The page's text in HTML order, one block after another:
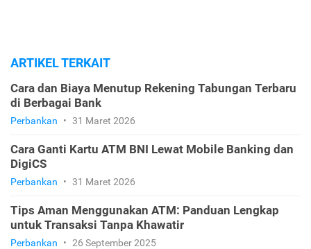
ARTIKEL TERKAIT
Cara dan Biaya Menutup Rekening Tabungan Terbaru
di Berbagai Bank
Perbankan • 31 Maret 2026
Cara Ganti Kartu ATM BNI Lewat Mobile Banking dan
DigiCS
Perbankan • 31 Maret 2026
Tips Aman Menggunakan ATM: Panduan Lengkap
untuk Transaksi Tanpa Khawatir
Perbankan • 26 September 2025